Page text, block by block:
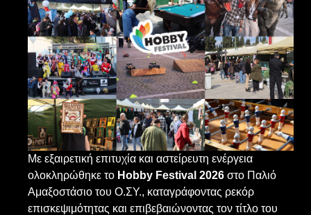
Με εξαιρετική επιτυχία και αστείρευτη ενέργεια
ολοκληρώθηκε το Hobby Festival 2026 στο Παλιό
Αμαξοστάσιο του Ο.ΣΥ., καταγράφοντας ρεκόρ
επισκεψιμότητας και επιβεβαιώνοντας τον τίτλο του